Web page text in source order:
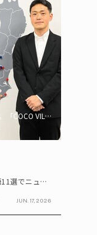
「COCO VILLA Owners」
【超入門】金融用語11選でニュースが読める！ 知識ゼロからの賢い資産の育て方
JUN. 17, 2026